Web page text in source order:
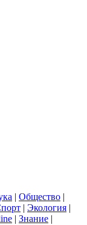
| Общество |
| Экология |
| Знание |